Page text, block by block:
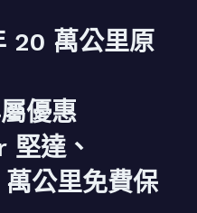
萬公里原
優惠
達、
公里免費保